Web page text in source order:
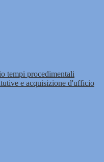
tempi procedimentali
e acquisizione d'ufficio